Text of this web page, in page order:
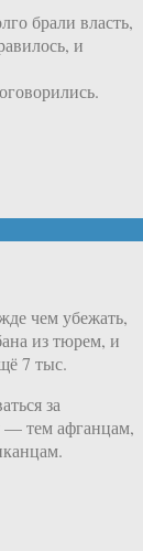
брали власть,
и
чем убежать,
из тюрем, и
7 тыс.
за
— тем афганцам,